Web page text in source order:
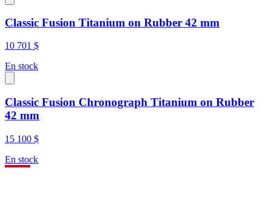
Classic Fusion Titanium on Rubber 42 mm
10 701 $
En stock
Classic Fusion Chronograph Titanium on Rubber
42 mm
15 100 $
En stock